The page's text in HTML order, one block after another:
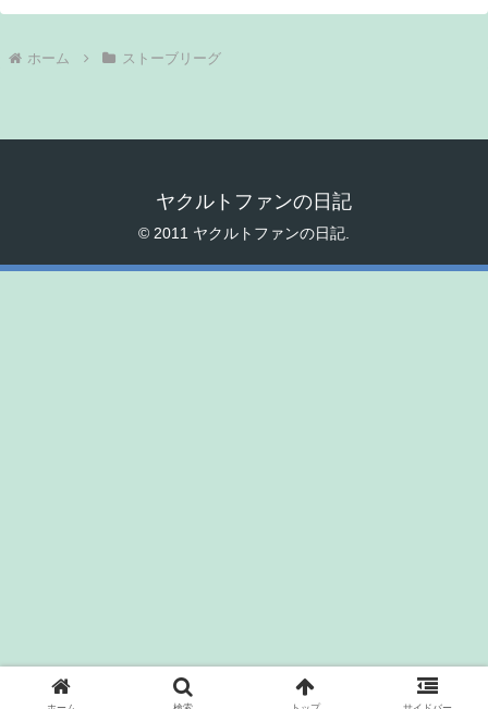
ホーム ストーブリーグ
ヤクルトファンの日記
© 2011 ヤクルトファンの日記.